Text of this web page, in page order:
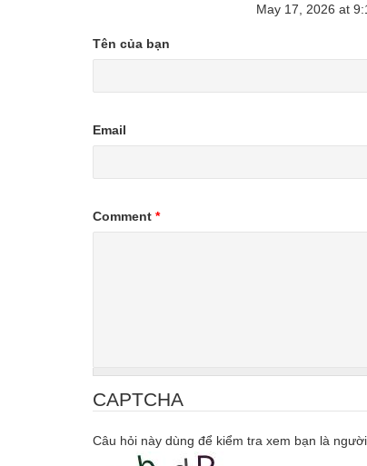
May 17, 2026 at
Tên của bạn
Email
Comment *
CAPTCHA
Câu hỏi này dùng để kiểm tra xem bạn là